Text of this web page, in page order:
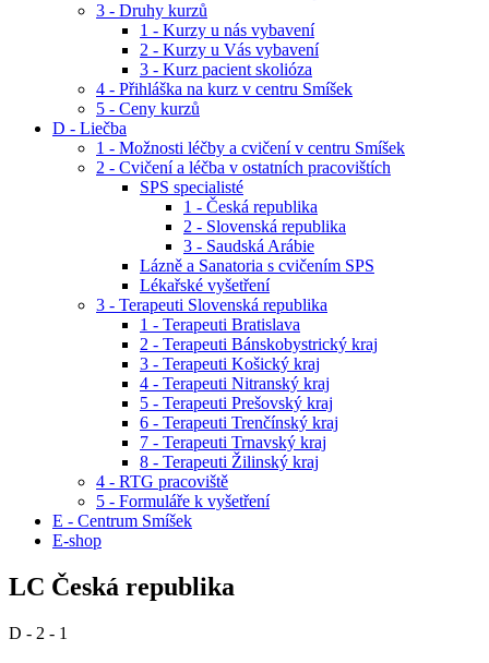
3 - Druhy kurzů
1 - Kurzy u nás vybavení
2 - Kurzy u Vás vybavení
3 - Kurz pacient skolióza
4 - Přihláška na kurz v centru Smíšek
5 - Ceny kurzů
D - Liečba
1 - Možnosti léčby a cvičení v centru Smíšek
2 - Cvičení a léčba v ostatních pracovištích
SPS specialisté
1 - Česká republika
2 - Slovenská republika
3 - Saudská Arábie
Lázně a Sanatoria s cvičením SPS
Lékařské vyšetření
3 - Terapeuti Slovenská republika
1 - Terapeuti Bratislava
2 - Terapeuti Bánskobystrický kraj
3 - Terapeuti Košický kraj
4 - Terapeuti Nitranský kraj
5 - Terapeuti Prešovský kraj
6 - Terapeuti Trenčínský kraj
7 - Terapeuti Trnavský kraj
8 - Terapeuti Žilinský kraj
4 - RTG pracoviště
5 - Formuláře k vyšetření
E - Centrum Smíšek
E-shop
LC Česká republika
D - 2 - 1